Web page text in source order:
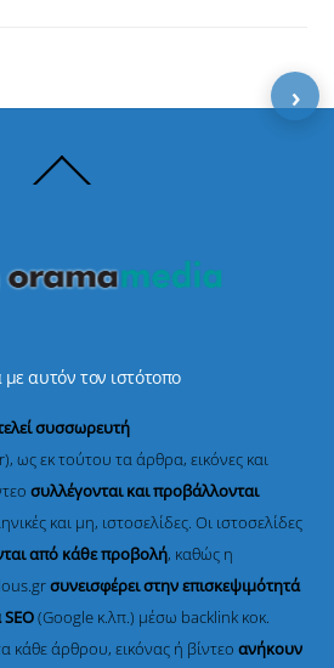
To
με αυτόν τον ιστότοπο
συσσωρευτή
ως εκ τούτου τα άρθρα, εικόνες και
συλλέγονται και προβάλλονται
και μη, ιστοσελίδες. Οι ιστοσελίδες
από κάθε προβολή, καθώς η
συνεισφέρει στην επισκεψιμότητά
(Google κ.λπ.) μέσω backlink κοκ.
κάθε άρθρου, εικόνας ή βίντεοανήκουν
›